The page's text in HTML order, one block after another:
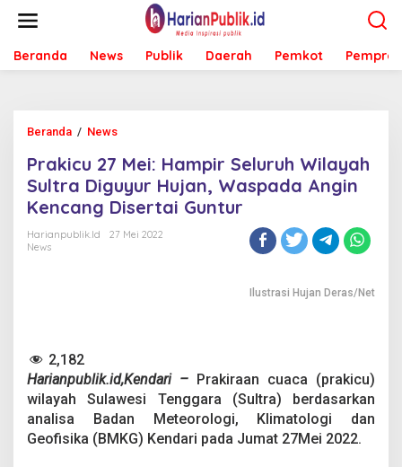
t
Beranda News Publik Daerah Pemkot Pemprov
Beranda / News
k
i
c
u
m
p
i
r
S
Prakicu 27 Mei: Hampir Seluruh Wilayah
Sultra Diguyur Hujan, Waspada Angin
Kencang Disertai Guntur
Harianpublik.id
27 Mei 2022
News
Ilustrasi Hujan Deras/Net
2,182
Harianpublik.id,Kendari – Prakiraan cuaca (prakicu)
wilayah Sulawesi Tenggara (Sultra) berdasarkan
analisa Badan Meteorologi, Klimatologi dan
Geofisika (BMKG) Kendari pada Jumat 27Mei 2022.